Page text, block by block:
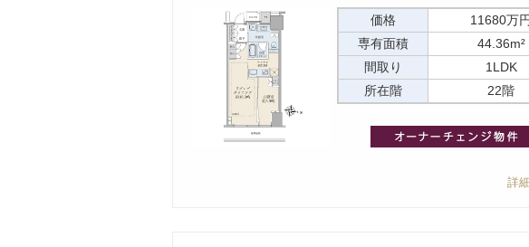
価格
11680万円
専有面積
44.36m²
間取り
1LDK
所在階
22階
詳